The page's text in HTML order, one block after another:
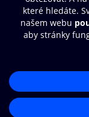
© O2 Czech
Zásady